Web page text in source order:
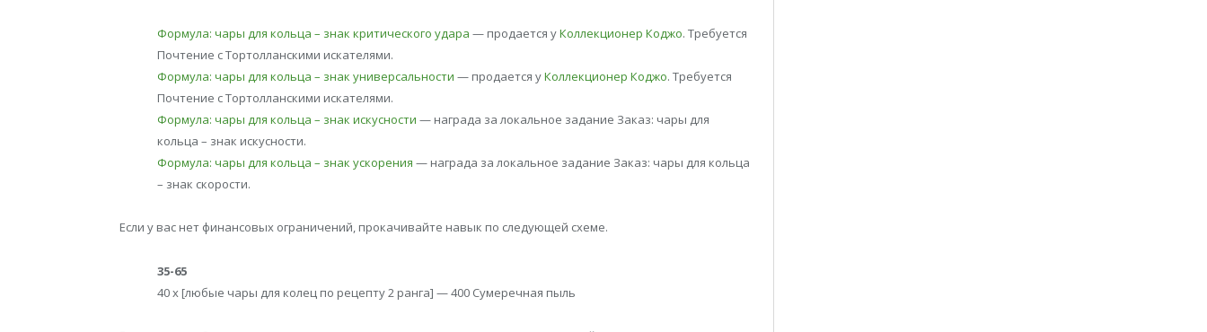
Формула: чары для кольца – знак критического удара — продается уКоллекционер Коджо. Требуется
Почтение с Тортолланскими искателями.
Формула: чары для кольца – знак универсальности — продается уКоллекционер Коджо. Требуется
Почтение с Тортолланскими искателями.
Формула: чары для кольца – знак искусности — награда за локальное задание Заказ: чары для
кольца – знак искусности.
Формула: чары для кольца – знак ускорения — награда за локальное задание Заказ: чары для кольца
– знак скорости.
Если у вас нет финансовых ограничений, прокачивайте навык по следующей схеме.
35-65
40 x [любые чары для колец по рецепту 2 ранга] — 400 Сумеречная пыль